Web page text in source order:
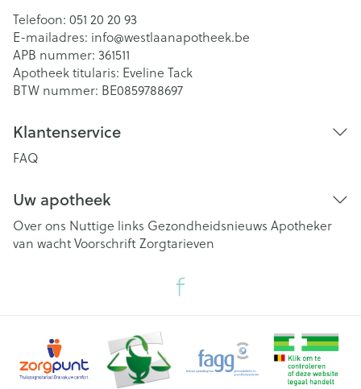
Telefoon: 051 20 20 93
E-mailadres: info@westlaanapotheek.be
APB nummer: 361511
Apotheek titularis: Eveline Tack
BTW nummer: BE0859788697
Klantenservice
FAQ
Uw apotheek
Over ons Nuttige links Gezondheidsnieuws Apotheker
van wachtVoorschriftZorgtarieven